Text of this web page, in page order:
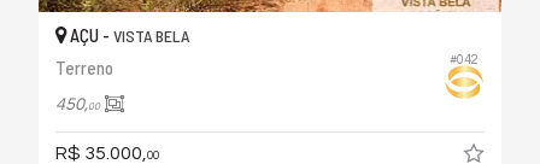
#042
AÇU - VISTA BELA
Terreno
450,00
R$ 35.000, 00